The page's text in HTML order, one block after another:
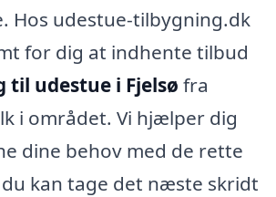
Hos udestue-tilbygning.dk
for dig at indhente tilbud
udestue i Fjelsø fra
i området. Vi hjælper dig
dine behov med de rette
kan tage det næste skridt